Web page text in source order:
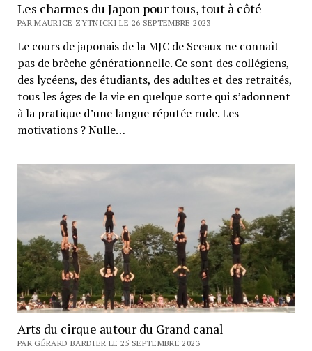
Les charmes du Japon pour tous, tout à côté
PAR MAURICE ZYTNICKI LE 26 SEPTEMBRE 2023
Le cours de japonais de la MJC de Sceaux ne connaît
pas de brèche générationnelle. Ce sont des collégiens,
des lycéens, des étudiants, des adultes et des retraités,
tous les âges de la vie en quelque sorte qui s’adonnent
à la pratique d’une langue réputée rude. Les
motivations ? Nulle…
Arts du cirque autour du Grand canal
PAR GÉRARD BARDIER LE 25 SEPTEMBRE 2023